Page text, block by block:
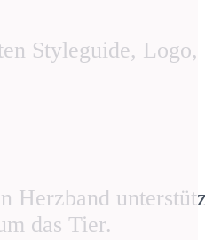
Styleguide,
Herzband
das Tier.